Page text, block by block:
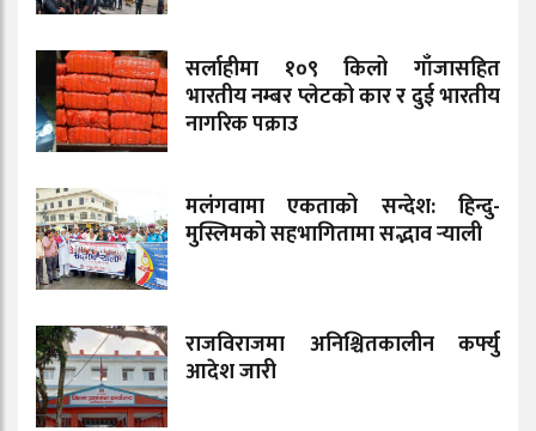
सर्लाहीमा १०९ किलो गाँजासहित
भारतीय नम्बर प्लेटको कार र दुई भारतीय
नागरिक पक्राउ
मलंगवामा एकताको सन्देश: हिन्दु-
मुस्लिमको सहभागितामा सद्भाव र्‍याली
राजविराजमा अनिश्चितकालीन कर्फ्यु
आदेश जारी